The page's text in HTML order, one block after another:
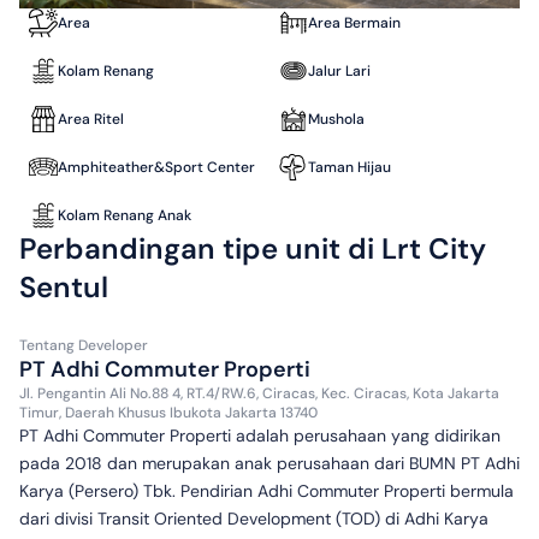
Area Area Bermain
Kolam Renang Jalur Lari
Area Ritel Mushola
Amphiteather&Sport Center Taman Hijau
Kolam Renang Anak
Perbandingan tipe unit di Lrt City
Sentul
Tentang Developer
PT Adhi Commuter Properti
Jl. Pengantin Ali No.88 4, RT.4/RW.6, Ciracas, Kec. Ciracas, Kota Jakarta
Timur, Daerah Khusus Ibukota Jakarta 13740
PT Adhi Commuter Properti adalah perusahaan yang didirikan
pada 2018 dan merupakan anak perusahaan dari BUMN PT Adhi
Karya (Persero) Tbk. Pendirian Adhi Commuter Properti bermula
dari divisi Transit Oriented Development (TOD) di Adhi Karya